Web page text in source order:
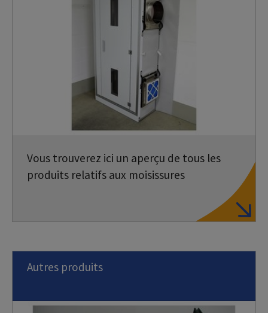
Vous trouverez ici un aperçu de tous les
produits relatifs aux moisissures
Autres produits